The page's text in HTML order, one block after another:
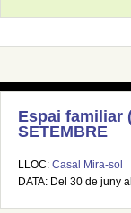
Espai familiar
SETEMBRE
LLOC: Casal Mira-sol
DATA: Del 30 de juny